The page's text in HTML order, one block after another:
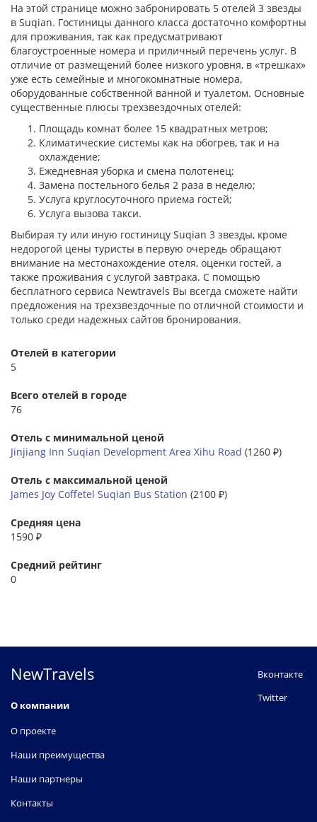
На этой странице можно забронировать 5 отелей 3 звезды
в Suqian. Гостиницы данного класса достаточно комфортны
для проживания, так как предусматривают
благоустроенные номера и приличный перечень услуг. В
отличие от размещений более низкого уровня, в «трешках»
уже есть семейные и многокомнатные номера,
оборудованные собственной ванной и туалетом. Основные
существенные плюсы трехзвездочных отелей:
Площадь комнат более 15 квадратных метров;
Климатические системы как на обогрев, так и на
охлаждение;
Ежедневная уборка и смена полотенец;
Замена постельного белья 2 раза в неделю;
Услуга круглосуточного приема гостей;
Услуга вызова такси.
Выбирая ту или иную гостиницу Suqian 3 звезды, кроме
недорогой цены туристы в первую очередь обращают
внимание на местонахождение отеля, оценки гостей, а
также проживания с услугой завтрака. С помощью
бесплатного сервиса Newtravels Вы всегда сможете найти
предложения на трехзвездочные по отличной стоимости и
только среди надежных сайтов бронирования.
Отелей в категории
5
Всего отелей в городе
76
Отель с минимальной ценой
Jinjiang Inn Suqian Development Area Xihu Road (1260 ₽)
Отель с максимальной ценой
James Joy Coffetel Suqian Bus Station (2100 ₽)
Средняя цена
1590 ₽
Средний рейтинг
0
NewTravels
О компании
О проекте
Наши преимущества
Наши партнеры
Контакты
Вконтакте
Twitter